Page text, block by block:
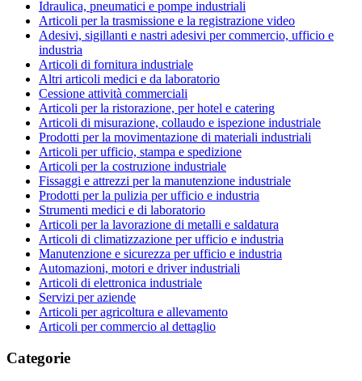
Idraulica, pneumatici e pompe industriali
Articoli per la trasmissione e la registrazione video
Adesivi, sigillanti e nastri adesivi per commercio, ufficio e
industria
Articoli di fornitura industriale
Altri articoli medici e da laboratorio
Cessione attività commerciali
Articoli per la ristorazione, per hotel e catering
Articoli di misurazione, collaudo e ispezione industriale
Prodotti per la movimentazione di materiali industriali
Articoli per ufficio, stampa e spedizione
Articoli per la costruzione industriale
Fissaggi e attrezzi per la manutenzione industriale
Prodotti per la pulizia per ufficio e industria
Strumenti medici e di laboratorio
Articoli per la lavorazione di metalli e saldatura
Articoli di climatizzazione per ufficio e industria
Manutenzione e sicurezza per ufficio e industria
Automazioni, motori e driver industriali
Articoli di elettronica industriale
Servizi per aziende
Articoli per agricoltura e allevamento
Articoli per commercio al dettaglio
Categorie